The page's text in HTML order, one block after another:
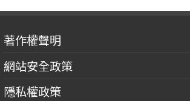
著作權聲明
網站安全政策
隱私權政策